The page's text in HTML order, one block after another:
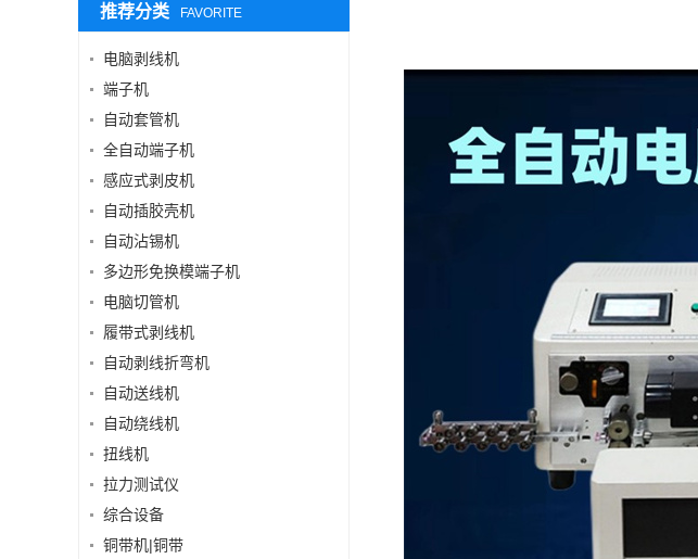
推荐分类 FAVORITE
电脑剥线机
端子机
自动套管机
全自动端子机
感应式剥皮机
自动插胶壳机
自动沾锡机
多边形免换模端子机
电脑切管机
履带式剥线机
自动剥线折弯机
自动送线机
自动绕线机
扭线机
拉力测试仪
综合设备
铜带机|铜带